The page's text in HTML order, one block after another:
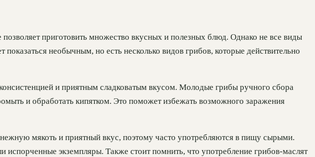
приготовить множество вкусных и полезных блюд. Однако не все виды
необычным, но есть несколько видов грибов, которые действительно
и приятным сладковатым вкусом. Молодые грибы ручного сбора
и обработать кипятком. Это поможет избежать возможного заражения
мякоть и приятный вкус, поэтому часто употребляются в пищу сырыми.
экземпляры. Также стоит помнить, что употребление грибов-маслят